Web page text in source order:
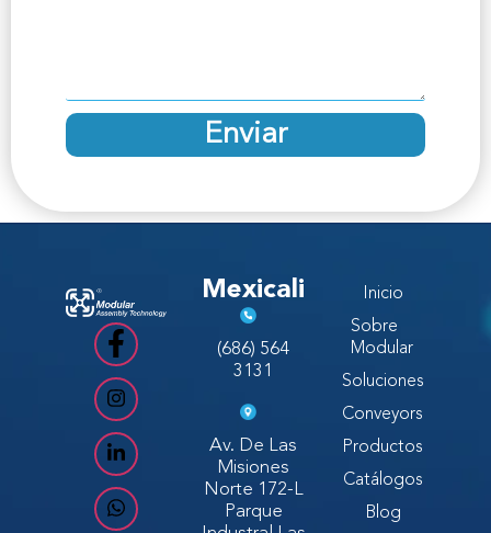
Enviar
Mexicali
(686) 564
3131
Av. De Las
Misiones
Norte 172-L
Parque
Inicio
Sobre
Modular
Soluciones
Conveyors
Productos
Catálogos
Blog